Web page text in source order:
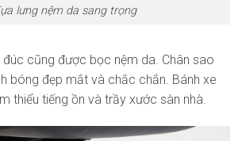
lưng nệm da sang trọng
đúc cũng được bọc nệm da. Chân sao
bóng đẹp mắt và chắc chắn. Bánh xe
thiểu tiếng ồn và trầy xước sàn nhà.